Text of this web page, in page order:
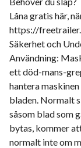
Låna gratis här,
https://
Säkerhet och
Användning:
ett död-mans-
hantera
bladen. Normalt
såsom blad som
bytas, kommer
normalt inte om